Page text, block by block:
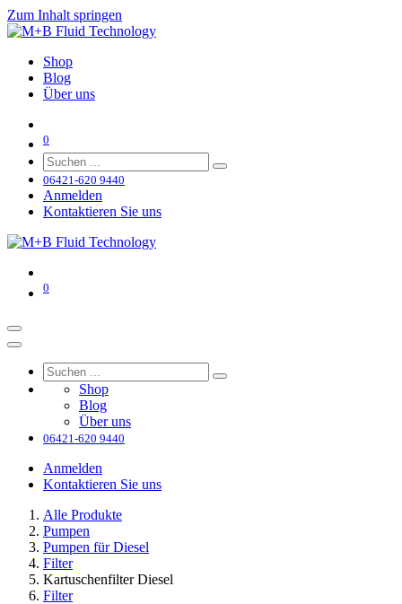
Zum Inhalt springen
Shop
Blog
Über uns
0
06421-620 9440
Anmelden
Kontaktieren Sie uns
0
Shop
Blog
Über uns
06421-620 9440
Anmelden
Kontaktieren Sie uns
Alle Produkte
Pumpen
Pumpen für Diesel
Filter
Kartuschenfilter Diesel
Filter